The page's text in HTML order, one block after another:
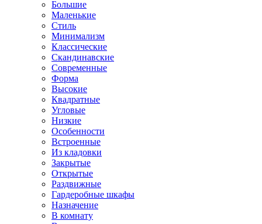
Большие
Маленькие
Стиль
Минимализм
Классические
Скандинавские
Современные
Форма
Высокие
Квадратные
Угловые
Низкие
Особенности
Встроенные
Из кладовки
Закрытые
Открытые
Раздвижные
Гардеробные шкафы
Назначение
В комнату